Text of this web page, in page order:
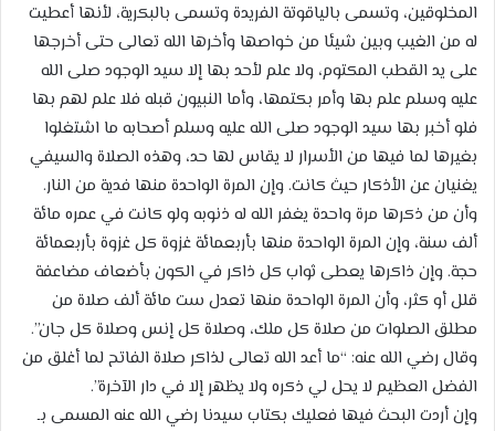
المخلوقين، وتسمى بالياقوتة الفريدة وتسمى بالبكرية، لأنها أعطيت
له من الغيب وبين شيئا من خواصها وأخرها الله تعالى حتى أخرجها
على يد القطب المكتوم، ولا علم لأحد بها إلا سيد الوجود صلى الله
عليه وسلم علم بها وأمر بكتمها، وأما النبيون قبله فلا علم لهم بها
فلو أخبر بها سيد الوجود صلى الله عليه وسلم أصحابه ما اشتغلوا
بغيرها لما فيها من الأسرار لا يقاس لها حد، وهذه الصلاة والسيفي
يغنيان عن الأذكار حيث كانت. وإن المرة الواحدة منها فدية من النار.
وأن من ذكرها مرة واحدة يغفر الله له ذنوبه ولو كانت في عمره مائة
ألف سنة، وإن المرة الواحدة منها بأربعمائة غزوة كل غزوة بأربعمائة
حجة. وإن ذاكرها يعطى ثواب كل ذاكر في الكون بأضعاف مضاعفة
قلل أو كثر، وأن المرة الواحدة منها تعدل ست مائة ألف صلاة من
مطلق الصلوات من صلاة كل ملك، وصلاة كل إنس وصلاة كل جان”.
وقال رضي الله عنه: “ما أعد الله تعالى لذاكر صلاة الفاتح لما أغلق من
الفضل العظيم لا يحل لي ذكره ولا يظهر إلا في دار الآخرة”.
وإن أردت البحث فيها فعليك بكتاب سيدنا رضي الله عنه المسمى بـ